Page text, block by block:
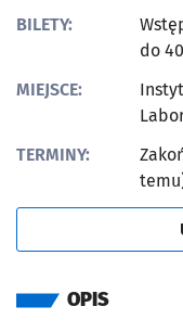
BILETY:
do
MIEJSCE:
TERMINY:
OPIS